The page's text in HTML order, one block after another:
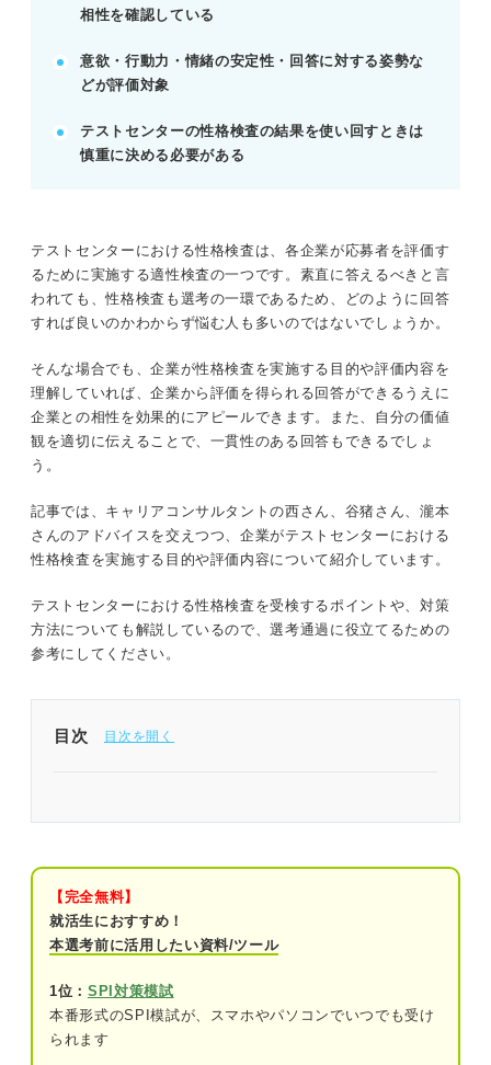
企業からのメールで案内後、テストセンターで会場
自宅で性格検査を受検し、予約当日に会場で能力検
査などを受ける。
慎重に検討する。
POINT：性格検査はやり直し不可。本命企業は特に
記事の該当箇所を見る
テストセンターの性格検査について理解を深め
て選考通過に役立てよう
テストセンターでおこなわれる性格検査とは？
まずは受検内容を理解しよう
把握しておこう！ 企業がテストセンターの性
格検査を実施する目的
押さえておこう！ テストセンターの性格検査
※AIの特性上、間違いが含まれている場合があります。記事本文
と併せてご確認ください。
相性を確認している
意欲・行動力・情緒の安定性・回答に対する姿勢な
どが評価対象
テストセンターの性格検査の結果を使い回すときは
慎重に決める必要がある
テストセンターにおける性格検査は、各企業が応募者を評価す
るために実施する適性検査の一つです。素直に答えるべきと言
われても、性格検査も選考の一環であるため、どのように回答
すれば良いのかわからず悩む人も多いのではないでしょうか。
そんな場合でも、企業が性格検査を実施する目的や評価内容を
理解していれば、企業から評価を得られる回答ができるうえに
企業との相性を効果的にアピールできます。また、自分の価値
観を適切に伝えることで、一貫性のある回答もできるでしょ
う。
記事では、キャリアコンサルタントの西さん、谷猪さん、瀧本
さんのアドバイスを交えつつ、企業がテストセンターにおける
性格検査を実施する目的や評価内容について紹介しています。
テストセンターにおける性格検査を受検するポイントや、対策
方法についても解説しているので、選考通過に役立てるための
参考にしてください。
目次
テストセンターでおこなわれる性格検査とは？ ま
ずは受検内容を理解しよう
概要
【完全無料】
就活生におすすめ！
本選考前に活用したい資料/ツール
1位： SPI対策模試
本番形式のSPI模試が、スマホやパソコンでいつでも受け
られます